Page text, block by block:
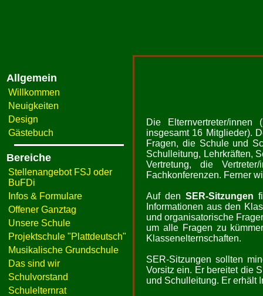
Allgemein
Willkommen
Neuigkeiten
Design
Gästebuch
Bereiche
Stellenangebot FSJ oder
BuFDi
Infos & Formulare
Offener Ganztag
Unsere Schule
Projektschule "Plattdeutsch"
Musikalische Grundschule
Das sind wir
Schulvorstand
Schulelternrat
Die Elternvertreter/
insgesamt 16 Mitglieder).
Fragen, die Schule und
Schulleitung, Lehrkräften,
Vertretung, die
Fachkonferenzen. Ferner
Auf den SER-Sitzungen
Informationen aus den
und organisatorische
um alle Fragen zu
Klassenelternschaften.
SER-Sitzungen sollten
Vorsitz ein. Er bereitet die
und Schulleitung. Er erhält